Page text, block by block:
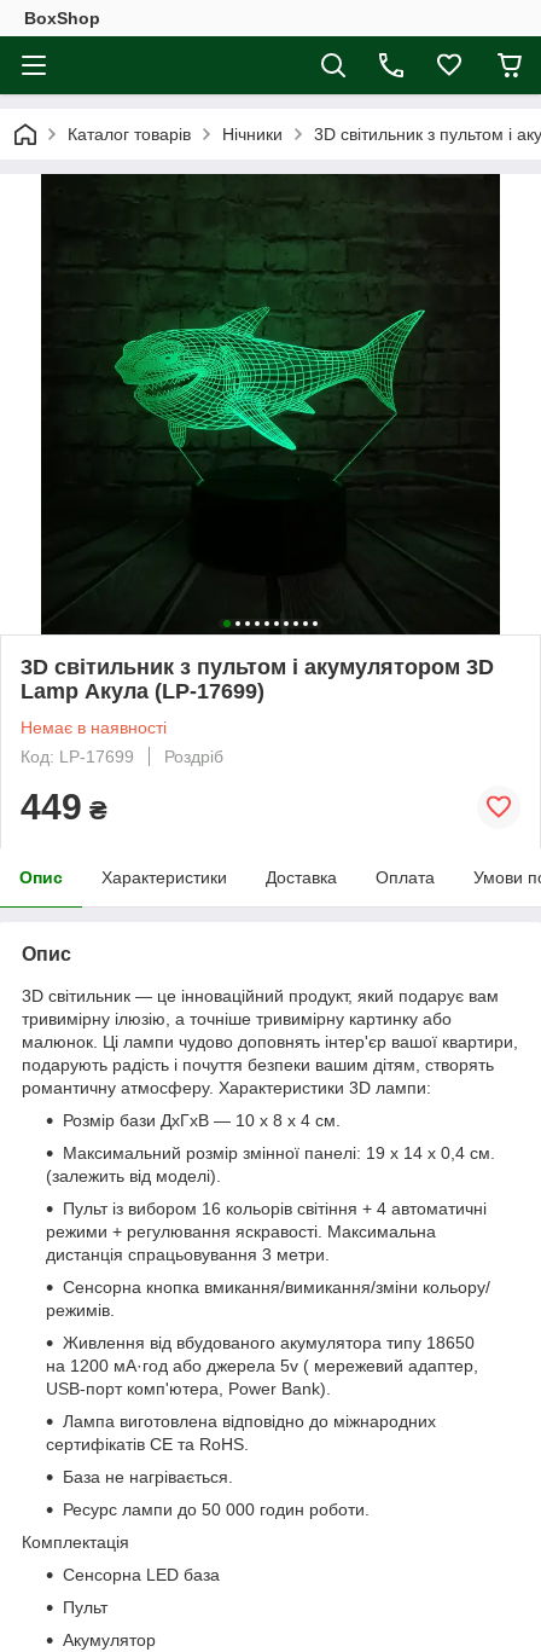
BoxShop
Каталог товарів Нічники 3D світильник з пультом і
3D світильник з пультом і акумулятором 3D
Lamp Акула (LP-17699)
Немає в наявності
Код: LP-17699
Роздріб
449 ₴
Опис Характеристики Доставка Оплата Умови
Опис
3D світильник — це інноваційний продукт, який подарує вам
тривимірну ілюзію, а точніше тривимірну картинку або
малюнок. Ці лампи чудово доповнять інтер'єр вашої квартири,
подарують радість і почуття безпеки вашим дітям, створять
романтичну атмосферу. Характеристики 3D лампи:
Розмір бази ДхГхВ — 10 х 8 х 4 см.
Максимальний розмір змінної панелі: 19 x 14 x 0,4 см.
(залежить від моделі).
Пульт із вибором 16 кольорів світіння + 4 автоматичні
режими + регулювання яскравості. Максимальна
дистанція спрацьовування 3 метри.
Сенсорна кнопка вмикання/вимикання/зміни кольору/
режимів.
Живлення від вбудованого акумулятора типу 18650
на 1200 мА·год або джерела 5v ( мережевий адаптер,
USB-порт комп'ютера, Power Bank).
Лампа виготовлена відповідно до міжнародних
сертифікатів CE та RoHS.
База не нагрівається.
Ресурс лампи до 50 000 годин роботи.
Комплектація
Сенсорна LED база
Пульт
Акумулятор